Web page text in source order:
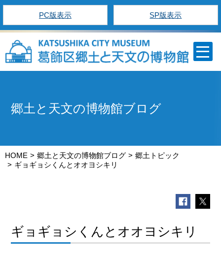
PC版表示 SP版表示
郷土と天文の博物館ブログ
HOME 郷土と天文の博物館ブログ
郷土トピック
ギョギョシくんとオオヨシキリ
ギョギョシくんとオオヨシキリ